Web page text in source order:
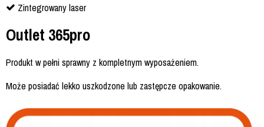
Zintegrowany laser
Outlet 365pro
Produkt w pełni sprawny z kompletnym wyposażeniem.
Może posiadać lekko uszkodzone lub zastępcze opakowanie.